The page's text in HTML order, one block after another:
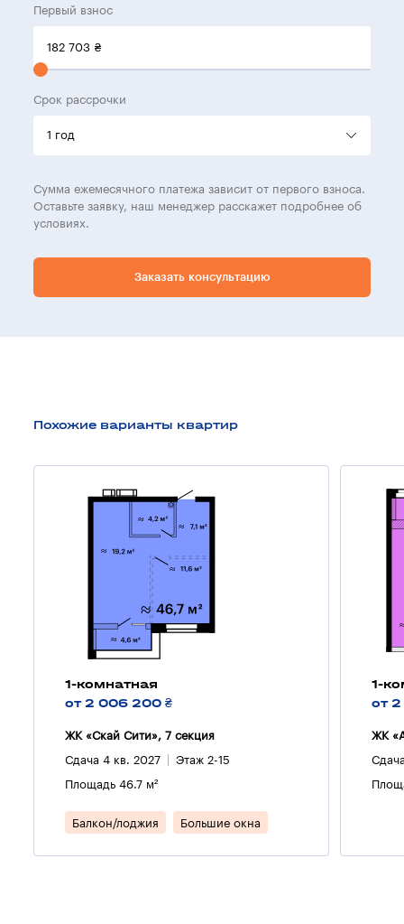
Первый взнос
182 703 ₴
Срок рассрочки
Сумма ежемесячного платежа зависит от первого взноса.
Оставьте заявку, наш менеджер расскажет подробнее об
условиях.
Заказать консультацию
Похожие варианты квартир
1-комнатная
от 2 006 200 ₴
ЖК «Скай Сити», 7 секция
Сдача 4 кв. 2027 Этаж 2-15
Площадь 46.7 м²
Балкон/лоджия Большие окна
1-
от
ЖК